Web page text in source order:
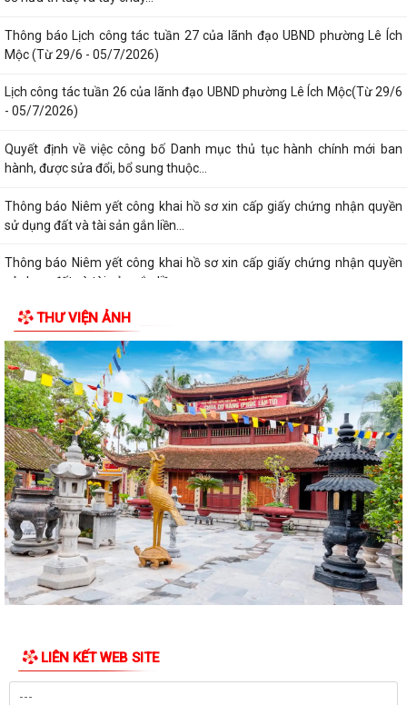
Thông báo Lịch công tác tuần 27 của lãnh đạo UBND phường Lê Ích
Mộc (Từ 29/6 - 05/7/2026)
Lịch công tác tuần 26 của lãnh đạo UBND phường Lê Ích Mộc(Từ 29/6
- 05/7/2026)
Quyết định về việc công bố Danh mục thủ tục hành chính mới ban
hành, được sửa đổi, bổ sung thuộc...
Thông báo Niêm yết công khai hồ sơ xin cấp giấy chứng nhận quyền
sử dụng đất và tài sản gắn liền...
Thông báo Niêm yết công khai hồ sơ xin cấp giấy chứng nhận quyền
sử dụng đất và tài sản gắn liền...
Quyết định về việc công bố Danh mục thủ tục hành chính mới ban
hành, được sửa đổi,bổ sung thuộc...
Thông báo niêm yết công khai hồ sơ xin cấp giấy chứng nhận quyền
sử dụng đất và tài sản gắn liền...
Thông báo niêm yết công khai hồ sơ xin cấp giấy chứng nhận quyền
sử dụng đất và tài sản gắn liền...
Thông báo niêm yết công khai hồ sơ xin cấp giấy chứng nhận quyền
sử dụng đất và tài sản gắn liền...
Thông báo niêm yết công khai hồ sơ xin cấp giấy chứng nhận quyền
sử dụng đất và tài sản gắn liền...
Thông báo Lịch công tác tuần 24 của lãnh đạo UBND Phường Lê Ích
Lãnh đạo Phường Lê Ích Mộc kiểm tra công tác chuẩn bị cơ sở vật chất
phục vụ Kỳ thi tuyển sinh lớp...
THƯ VIỆN ẢNH
LIÊN KẾT WEB SITE